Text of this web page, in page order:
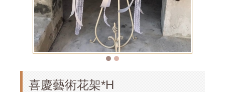
喜慶藝術花架*H